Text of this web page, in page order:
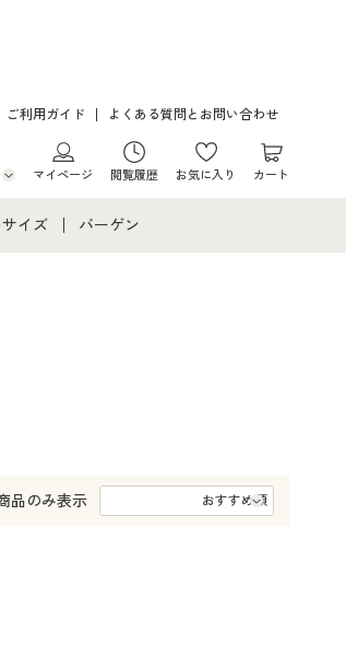
ご利用ガイド よくある質問とお問い合わせ
ご注文
マイページ 閲覧履歴 お気に入り カート
イズ
イズ 事務・制服
バーゲン
品のみ表示